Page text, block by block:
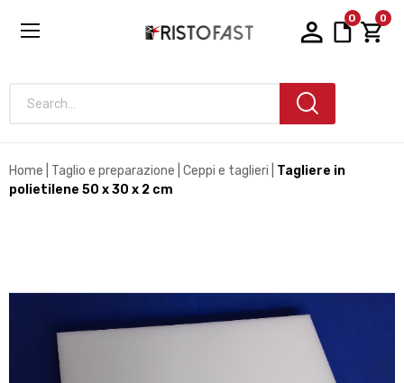
0 0
Search...
Home Taglio e preparazione Ceppi e taglieri
Tagliere in
polietilene 50 x 30 x 2 cm